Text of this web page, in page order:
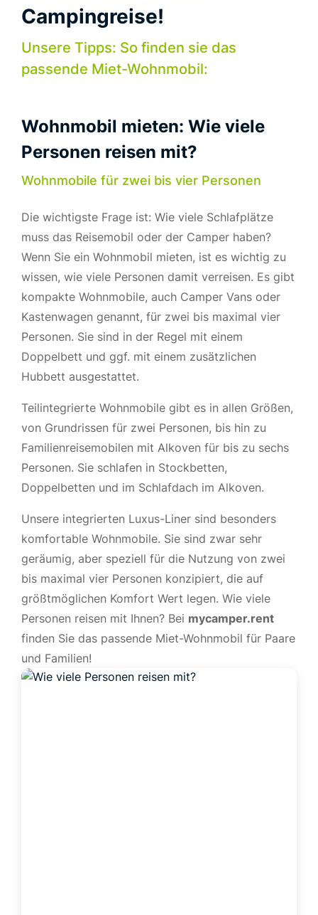
Campingreise!
Unsere Tipps: So finden sie das
passende Miet-Wohnmobil:
Wohnmobil mieten: Wie viele
Personen reisen mit?
Wohnmobile für zwei bis vier Personen
Die wichtigste Frage ist: Wie viele Schlafplätze
muss das Reisemobil oder der Camper haben?
Wenn Sie ein Wohnmobil mieten, ist es wichtig zu
wissen, wie viele Personen damit verreisen. Es gibt
kompakte Wohnmobile, auch Camper Vans oder
Kastenwagen genannt, für zwei bis maximal vier
Personen. Sie sind in der Regel mit einem
Doppelbett und ggf. mit einem zusätzlichen
Hubbett ausgestattet.
Teilintegrierte Wohnmobile gibt es in allen Größen,
von Grundrissen für zwei Personen, bis hin zu
Familienreisemobilen mit Alkoven für bis zu sechs
Personen. Sie schlafen in Stockbetten,
Doppelbetten und im Schlafdach im Alkoven.
Unsere integrierten Luxus-Liner sind besonders
komfortable Wohnmobile. Sie sind zwar sehr
geräumig, aber speziell für die Nutzung von zwei
bis maximal vier Personen konzipiert, die auf
größtmöglichen Komfort Wert legen. Wie viele
Personen reisen mit Ihnen? Bei mycamper.rent
finden Sie das passende Miet-Wohnmobil für Paare
und Familien!